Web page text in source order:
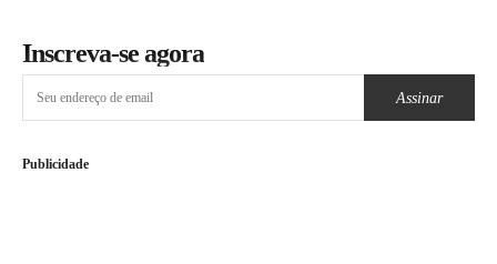
Inscreva-se agora
Assinar
Publicidade